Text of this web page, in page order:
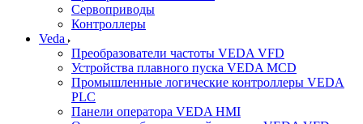
Сервоприводы
Контроллеры
Veda
Преобразователи частоты VEDA VFD
Устройства плавного пуска VEDA MCD
Промышленные логические контроллеры VEDA
PLC
Панели оператора VEDA HMI